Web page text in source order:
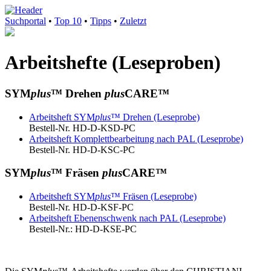
Suchportal • Top 10 • Tipps • Zuletzt
Arbeitshefte (Leseproben)
SYMplus™ Drehen plusCARE™
Arbeitsheft SYMplus™ Drehen (Leseprobe)
Bestell-Nr. HD-D-KSD-PC
Arbeitsheft Komplettbearbeitung nach PAL (Leseprobe)
Bestell-Nr. HD-D-KSC-PC
SYMplus™ Fräsen plusCARE™
Arbeitsheft SYMplus™ Fräsen (Leseprobe)
Bestell-Nr. HD-D-KSF-PC
Arbeitsheft Ebenenschwenk nach PAL (Leseprobe)
Bestell-Nr.: HD-D-KSE-PC